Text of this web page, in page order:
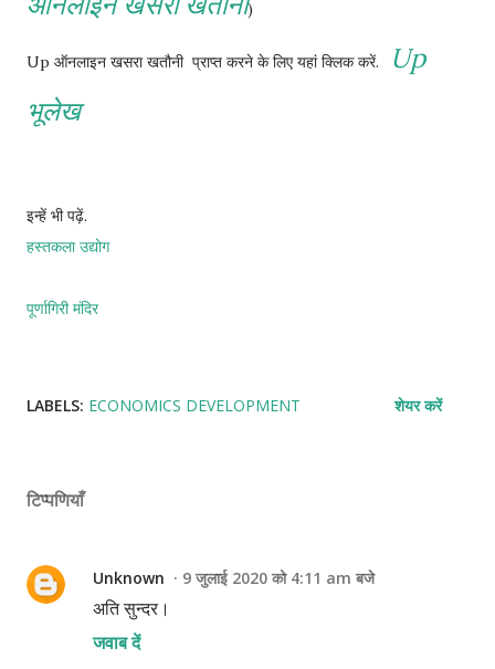
)
Up ऑनलाइन खसरा खतौनी प्राप्त करने के लिए यहां क्लिक करें.
Up
भूलेख
इन्हें भी पढ़ें.
हस्तकला उद्योग
पूर्णागिरी मंदिर
LABELS: ECONOMICS DEVELOPMENT शेयर करें
टिप्पणियाँ
Unknown 9 जुलाई 2020 को 4:11 am बजे
अति सुन्दर।
जवाब दें